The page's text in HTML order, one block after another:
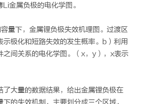
金属负极的电化学图。
量下，金属锂负极失效机理图。过渡区
示极化和短路失效的发生概率。b）利用
之间关系的电化学图。（x，y），x表示
了大量的数据结果，给出金属锂负极在
的失效机制，主要划分成三个区域，